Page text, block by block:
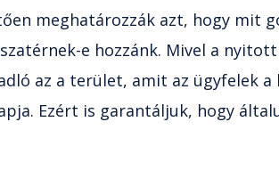
meghatározzák azt, hogy mit
e hozzánk. Mivel a
az a terület, amit az ügyfelek
Ezért is garantáljuk, hogy